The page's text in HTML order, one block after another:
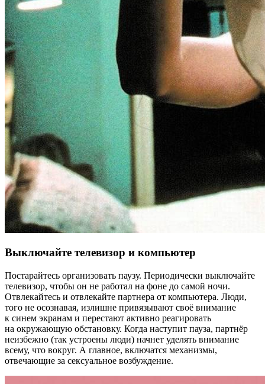
Выключайте телевизор и компьютер
Постарайтесь организовать паузу. Периодически выключайте
телевизор, чтобы он не работал на фоне до самой ночи.
Отвлекайтесь и отвлекайте партнера от компьютера. Люди,
того не осознавая, излишне привязывают своё внимание
к синем экранам и перестают активно реагировать
на окружающую обстановку. Когда наступит пауза, партнёр
неизбежно (так устроены люди) начнет уделять внимание
всему, что вокруг. А главное, включатся механизмы,
отвечающие за сексуальное возбуждение.